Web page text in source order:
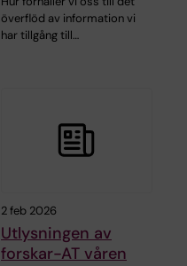
överflöd av information vi
har tillgång till…
2 feb 2026
Utlysningen av
forskar-AT våren